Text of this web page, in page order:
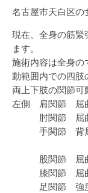
名古屋市天白区の
現在、全身の筋緊
ます。
施術内容は全身の
動範囲内での四肢
両上下肢の関節可
左側 肩関節
肘関
手関
股関
膝関節 屈
足関節 強